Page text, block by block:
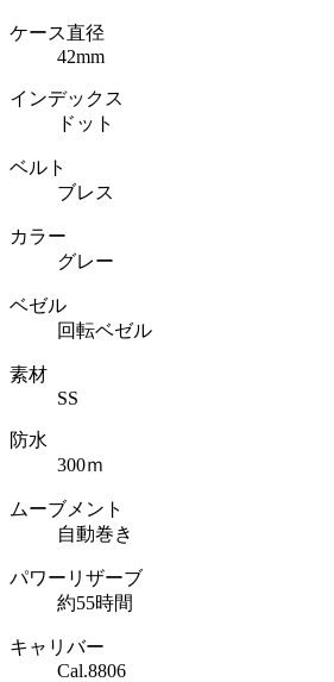
ケース直径
42mm
インデックス
ドット
ベルト
ブレス
カラー
グレー
ベゼル
回転ベゼル
素材
SS
防水
300ｍ
ムーブメント
自動巻き
パワーリザーブ
約55時間
キャリバー
Cal.8806